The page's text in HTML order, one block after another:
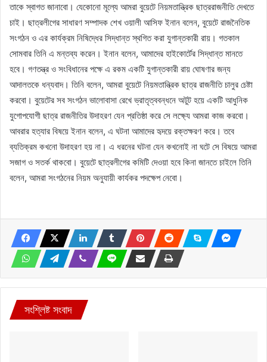
তাকে স্বাগত জানাবো। যেকোনো মূল্যে আমরা বুয়েটে নিয়মতান্ত্রিক ছাত্ররাজনীতি দেখতে
চাই। ছাত্রলীগের সাধারণ সম্পাদক শেখ ওয়ালী আসিফ ইনান বলেন, বুয়েটে রাজনৈতিক
সংগঠন ও এর কার্যক্রম নিষিদ্ধের সিদ্ধান্ত স্থগিত করা যুগান্তকারী রায়। গতকাল
সোমবার তিনি এ মন্তব্য করেন। ইনান বলেন, আমাদের হাইকোর্টের সিদ্ধান্ত মানতে
হবে। গণতন্ত্র ও সংবিধানের পক্ষে এ রকম একটি যুগান্তকারী রায় ঘোষণার জন্য
আদালতকে ধন্যবাদ। তিনি বলেন, আমরা বুয়েটে নিয়মতান্ত্রিক ছাত্র রাজনীতি চালুর চেষ্টা
করবো। বুয়েটের সব সংগঠন ভালোবাসা রেখে ভ্রাতৃত্ববন্ধনে অটুট হয়ে একটি আধুনিক
যুগোপযোগী ছাত্র রাজনীতির উদাহরণ যেন প্রতিষ্ঠা করে সে লক্ষ্যে আমরা কাজ করবো।
আবরার হত্যার বিষয়ে ইনান বলেন, এ ঘটনা আমাদের হৃদয়ে রক্তক্ষরণ করে। তবে
ব্যতিক্রম কখনো উদাহরণ হয় না। এ ধরনের ঘটনা যেন কখনোই না ঘটে সে বিষয়ে আমরা
সজাগ ও সতর্ক থাকবো। বুয়েটে ছাত্রলীগের কমিটি দেওয়া হবে কিনা জানতে চাইলে তিনি
বলেন, আমরা সংগঠনের নিয়ম অনুযায়ী কার্যকর পদক্ষেপ নেবো।
সংশ্লিষ্ট সংবাদ